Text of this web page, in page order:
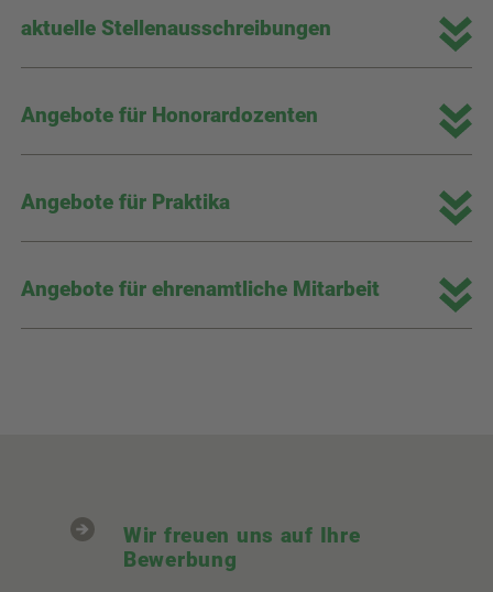
aktuelle Stellenausschreibungen
Angebote für Honorardozenten
Angebote für Praktika
Angebote für ehrenamtliche Mitarbeit
Wir freuen uns auf Ihre
Bewerbung